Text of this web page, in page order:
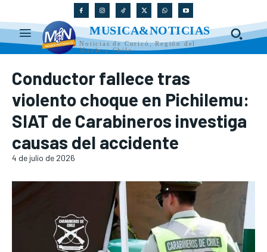
MUSICA&NOTICIAS
Noticias de Curicó, Región del
Maule y Chile
Conductor fallece tras
violento choque en Pichilemu:
SIAT de Carabineros investiga
causas del accidente
4 de julio de 2026